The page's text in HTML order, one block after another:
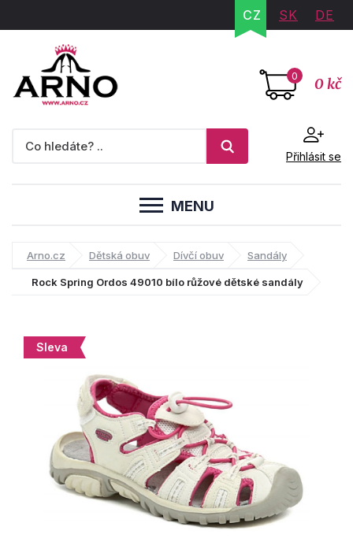
CZ SK DE
0 0 kč
Přihlásit se
MENU
Arno.cz Dětská obuv Dívčí obuv Sandály
Rock Spring Ordos 49010 bílo růžové dětské sandály
Sleva